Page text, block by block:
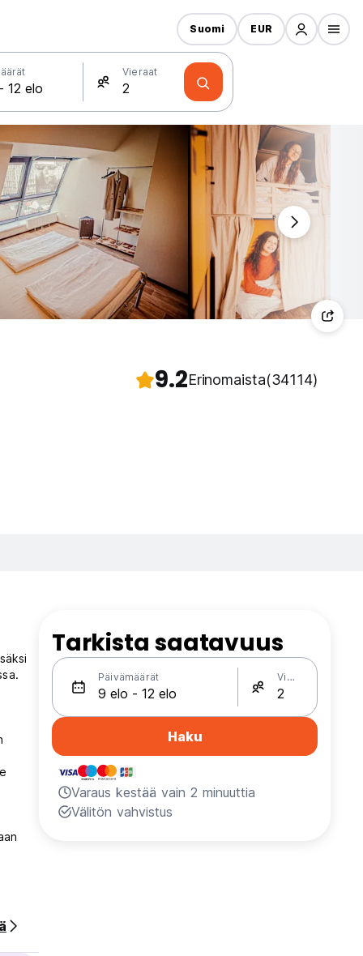
Vieraat
Suomi EUR
9.2Erinomaista(34114)
Tarkista saatavuus
Päivämäärät Vieraat
Haku
Varaus kestää vain 2 minuuttia
Välitön vahvistus